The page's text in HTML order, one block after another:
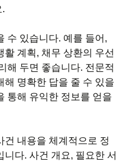
.
수 있습니다. 예를 들어,
계획, 채무 상환의 우선
해 두면 좋습니다. 전문적
해 명확한 답을 줄 수 있을
통해 유익한 정보를 얻을
건 내용을 체계적으로 정
다. 사건 개요, 필요한 서